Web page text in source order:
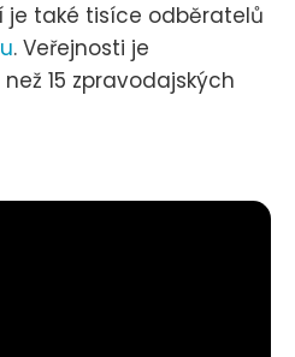
je také tisíce odběratelů
. Veřejnosti je
15 zpravodajských